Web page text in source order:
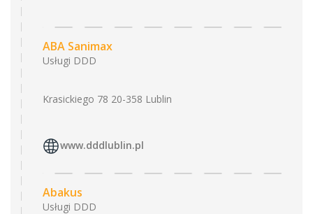
ABA Sanimax
Usługi DDD
Krasickiego 78 20-358 Lublin
www.dddlublin.pl
Abakus
Usługi DDD